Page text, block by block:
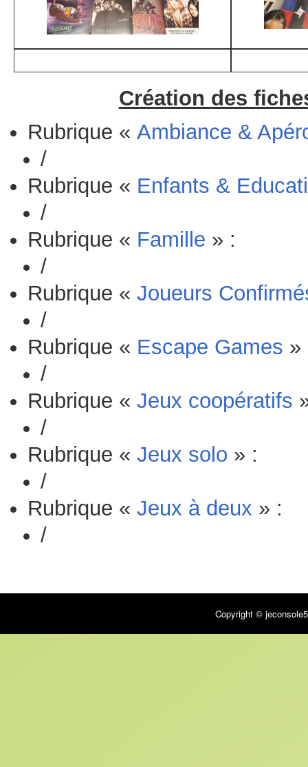
Création des
Rubrique « Ambiance &
/
Rubrique « Enfants &
/
Rubrique « Famille » :
/
Rubrique « Joueurs
/
Rubrique « Escape Games »
/
Rubrique « Jeux coopératifs
/
Rubrique « Jeux solo » :
/
Rubrique « Jeux à deux » :
/
Copyright ©